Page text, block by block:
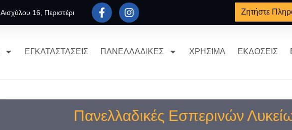
Αισχύλου 16, Περιστέρι Ζητήστε
ΕΓΚΑΤΑΣΤΑΣΕΙΣ ΠΑΝΕΛΛΑΔΙΚΕΣ ΧΡΗΣΙΜΑ ΕΚΔΟΣΕΙΣ
Πανελλαδικές Εσπερινών